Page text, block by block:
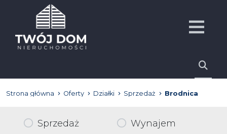
Strona główna Oferty Działki Sprzedaż Brodnica
Sprzedaż
Wynajem